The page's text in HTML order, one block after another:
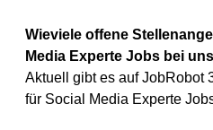
Wieviele offene
Media Experte Jobs bei
Aktuell gibt es auf JobRobot
für Social Media Experte